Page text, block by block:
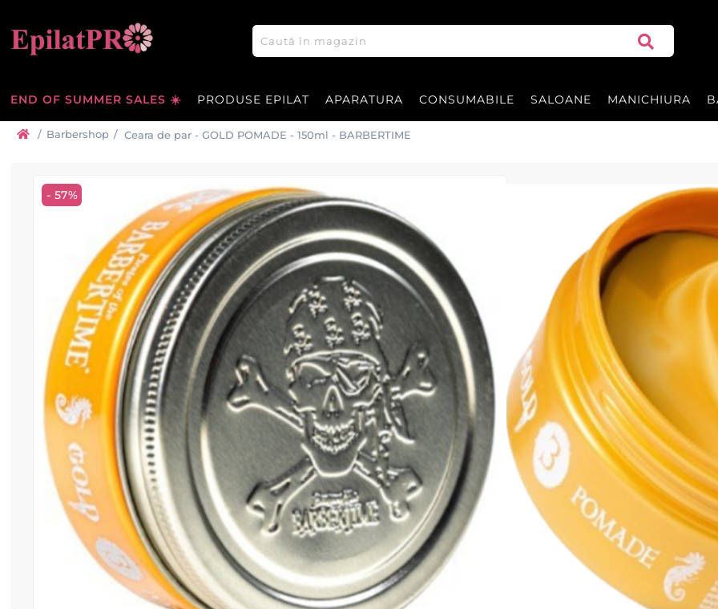
END OF SUMMER SALES ☀️ PRODUSE EPILAT APARATURA CONSUMABILE SALOANE MANICHIURA
/ Barbershop / Ceara de par - GOLD POMADE - 150ml - BARBERTIME
- 57%
Ceara de par -
BARBERTIME
Ceară de păr Gold Pomade –
aplicat și spălat. Perfectă
35 recenzii Adăugați
Cod produs: BAT07
În stoc
37,00 lei Preț: 15,90 lei
ADAUGĂ ÎN
Favorite